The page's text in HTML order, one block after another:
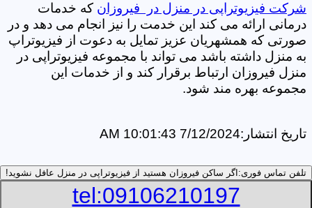
شرکت فیزیوتراپی در منزل در فیروزان که خدمات
درمانی ارائه می کند این خدمت را نیز انجام می دهد و در
صورتی که همشهریان عزیز تمایل به دعوت از فیزیوتراپ
به منزل داشته باشد می تواند با مجموعه فیزیوتراپی در
منزل فیروزان ارتباط برقرار کند و از خدمات این
مجموعه بهره مند شود.
تاریخ انتشار:7/12/2024 10:01:43 AM
تلفن تماس فوری: اگر ساکن فیروزان هستید از فیزیوتراپی در منزل عافل نشوید!
tel:09106210197